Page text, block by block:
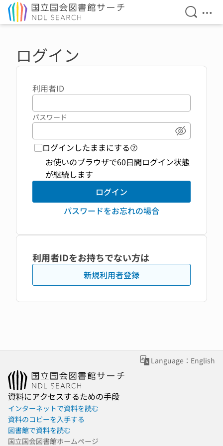
検索を
メ
ログイン
利用者ID
パスワード
パスワー
ログインしたままにする ログイン機能 ヘルプペ
お使いのブラウザで60日間ログイン状態
が継続します
ログイン
パスワードをお忘れの場合
利用者IDをお持ちでない方は
新規利用者登録
Language：English
資料にアクセスするための手段
インターネットで資料を読む
資料のコピーを入手する
図書館で資料を読む
国立国会図書館ホームページ